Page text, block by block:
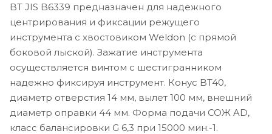
BT JIS B6339 предназначен для надежного
центрирования и фиксации режущего
инструмента с хвостовиком Weldon (с прямой
боковой лыской). Зажатие инструмента
осуществляется винтом с шестигранником
надежно фиксируя инструмент. Конус BT40,
диаметр отверстия 14 мм, вылет 100 мм, внешний
диаметр оправки 44 мм. Форма подачи СОЖ AD,
класс балансировки G 6,3 при 15000 мин.-1.